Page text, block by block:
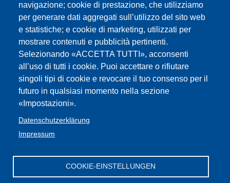
navigazione; cookie di prestazione, che utilizziamo
per generare dati aggregati sull’utilizzo del sito web
e statistiche; e cookie di marketing, utilizzati per
mostrare contenuti e pubblicità pertinenti.
Selezionando «ACCETTA TUTTI», acconsenti
all’uso di tutti i cookie. Puoi accettare o rifiutare
singoli tipi di cookie e revocare il tuo consenso per il
futuro in qualsiasi momento nella sezione
«Impostazioni».
Datenschutzerklärung
Impressum
COOKIE-EINSTELLUNGEN